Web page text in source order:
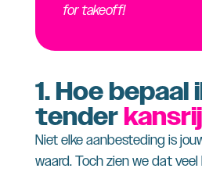
for takeoff!
1. Hoe bepaal
tender
Niet elke aanbesteding is
waard. Toch zien we dat